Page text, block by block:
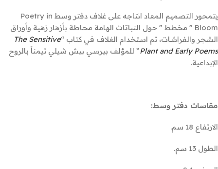
يتمحور التصميم المعاد انتاجه على غلاف دفتر وسط Poetry in
Bloom ” مخطط ” حول النباتات الهامة محاطة بأزهار زهية وأوراق
الشجر والفراشات، تم استخدام الغلاف في كتاب “The Sensitive
Plant and Early Poems” للمؤلف بيرسي بيش شيلي تيمناً بالروح
الإبداعية.
مقاسات دفتر وسط:
الارتفاع 18 سم.
الطول 13 سم.